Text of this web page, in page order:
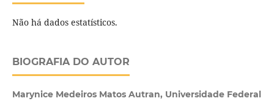
Não há dados estatísticos.
BIOGRAFIA DO AUTOR
Marynice Medeiros Matos Autran, Universidade Federal